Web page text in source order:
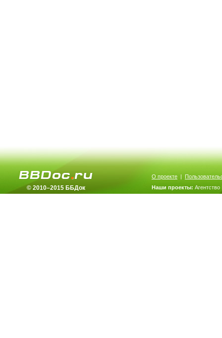
© 2010–2015 ББДок
О проекте |
Наши проекты: